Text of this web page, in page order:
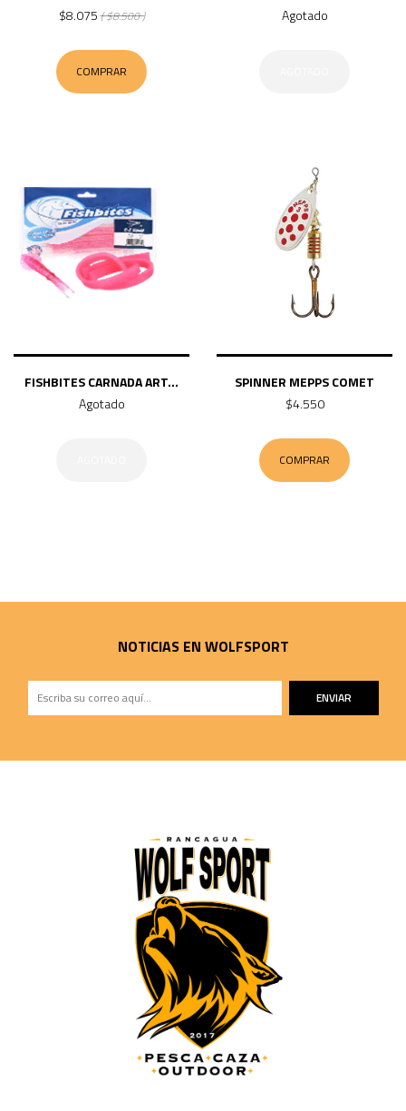
$8.075( $8.500 )
COMPRAR
Agotado
FISHBITES CARNADA ART...
Agotado
SPINNER MEPPS COMET
$4.550
COMPRAR
NOTICIAS EN WOLFSPORT
ENVIAR